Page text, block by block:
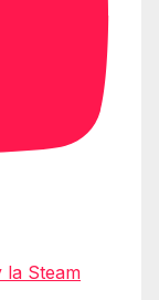
la Steam